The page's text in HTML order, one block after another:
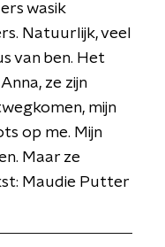
wasik
Natuurlijk, veel
van ben. Het
ze zijn
mijn
op me. Mijn
Maar ze
Maudie Putter